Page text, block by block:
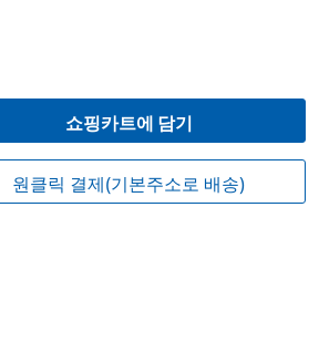
쇼핑카트에 담기
원클릭 결제(기본주소로 배송)